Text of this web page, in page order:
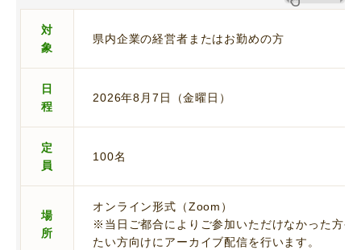
対
象
県内企業の経営者またはお勤めの方
日
程
2026年8月7日（金曜日）
定
員
100名
場
所
オンライン形式（Zoom）
※当日ご都合によりご参加いただけなかった方や
たい方向けにアーカイブ配信を行います。